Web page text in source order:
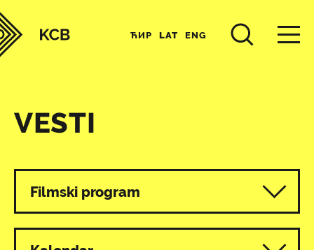
ЋИР LAT ENG
VESTI
Svi programi
Filmski program